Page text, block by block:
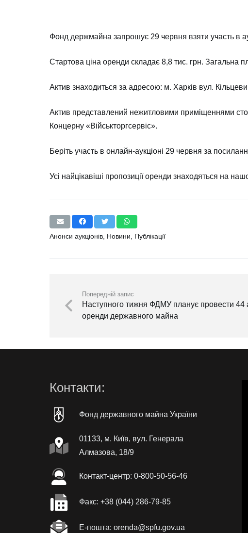
Фонд держмайна запрошує 29 червня взяти участь в
Стартова ціна оренди складає 8,8 тис. грн. Загальна
Актив знаходиться за адресою: м. Харків вул.
Актив представлений нежитловими приміщеннями
Концерну «Військторгсервіс».
Беріть участь в онлайн-аукціоні 29 червня за
Усі найцікавіші пропозиції оренди знаходяться на
Анонси аукціонів Новини Публікації
Попередній запис
Наступного тижня ФДМУ планує провести 44
оренди державного майна
Контакти:
Фонд державного майна України
01133, м. Київ, вул. Генерала
Алмазова, 18/9
Контакт-центр: 0-800-50-56-46
Факc: +38 (044) 286-79-85
Е-пошта: orenda@spfu.gov.ua